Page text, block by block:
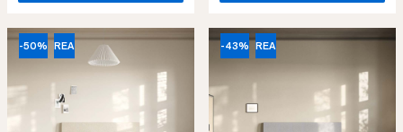
-50% REA -43% REA